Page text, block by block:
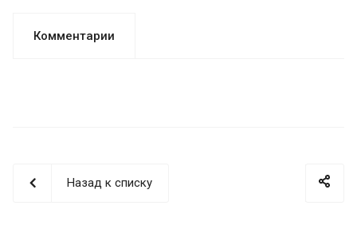
Комментарии
Назад к списку